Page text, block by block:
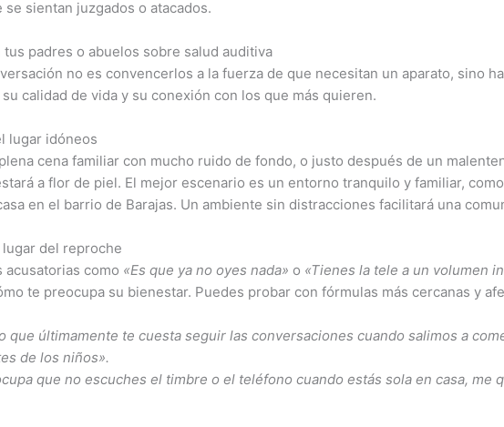
sientan juzgados o atacados.
tus padres o abuelos sobre salud auditiva
no es convencerlos a la fuerza de que necesitan un aparato, sino
calidad de vida y su conexión con los que más quieren.
lugar idóneos
cena familiar con mucho ruido de fondo, o justo después de un
a flor de piel. El mejor escenario es un entorno tranquilo y familiar,
en el barrio de Barajas. Un ambiente sin distracciones facilitará una
del reproche
acusatorias como «Es que ya no oyes nada» o «Tienes la tele a un volumen
te preocupa su bienestar. Puedes probar con fórmulas más cercanas y
que últimamente te cuesta seguir las conversaciones cuando salimos a
de los niños».
que no escuches el timbre o el teléfono cuando estás sola en casa, me